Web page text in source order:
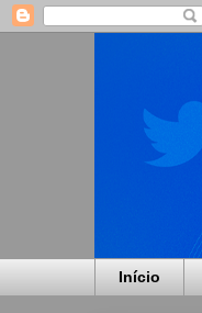
Início